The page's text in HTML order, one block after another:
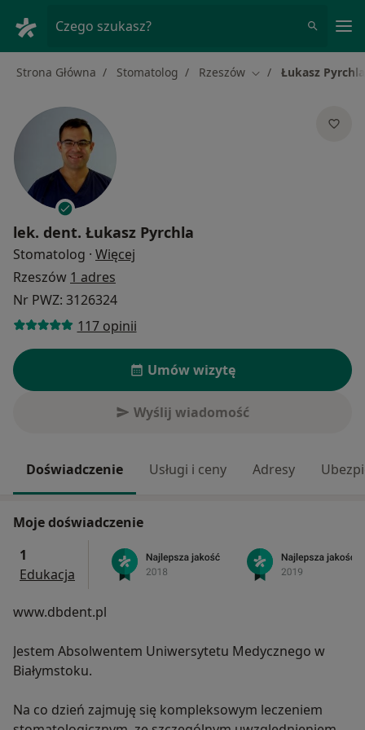
Czego szukasz?
Strona Główna Stomatolog Rzeszów Zmień miasto
Łukasz Pyrchla
lek. dent. Łukasz Pyrchla
Stomatolog · Więcej
Rzeszów 1 adres
Nr PWZ: 3126324
117 opinii
Umów wizytę
Wyślij wiadomość
Doświadczenie Usługi i ceny Adresy
Moje doświadczenie
1
Edukacja
www.dbdent.pl
Jestem Absolwentem Uniwersytetu Medycznego w
Białymstoku.
Na co dzień zajmuję się kompleksowym leczeniem